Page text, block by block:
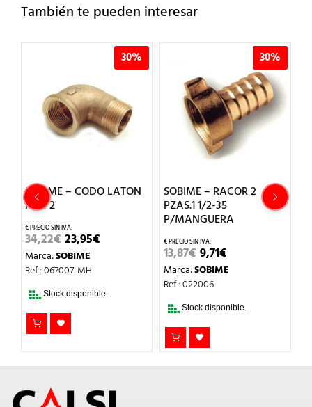
También te pueden interesar
30%
SOBIME – CODO LATON
M-H 2
34,22€EL
PRECIO
ORIGINAL
ERA:
23,95€
Marca:SOBIME
Ref.: 067007-MH
Stock disponible.
30%
SOBIME – RACOR 2
PZAS.1 1/2-35
P/MANGUERA
13,87€EL
PRECIO
ORIGINAL
ERA:
9,71€PRECIO
ACTUAL
Marca:SOBIME
Ref.: 022006
Stock disponible.